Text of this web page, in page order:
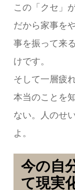
この「クセ」
だから家事を
事を振って来
けです。
そして一層疲
本当のことを
ない。人のせ
よ。
今の自
て現実